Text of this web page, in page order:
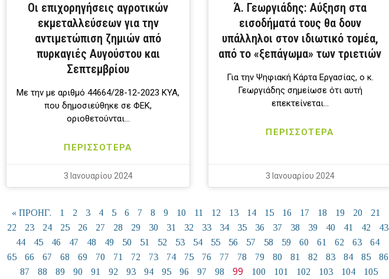
Οι επιχορηγήσεις αγροτικών
εκμεταλλεύσεων για την
αντιμετώπιση ζημιών από
πυρκαγιές Αυγούστου και
Σεπτεμβρίου
Με την με αριθμό 44664/28-12-2023 ΚΥΑ,
που δημοσιεύθηκε σε ΦΕΚ,
οριοθετούνται…
ΠΕΡΙΣΣΟΤΕΡΑ
3 Ιανουαρίου 2024
Ά. Γεωργιάδης: Αύξηση στα
εισοδήματά τους θα δουν
υπάλληλοι στον ιδιωτικό τομέα,
από το «ξεπάγωμα» των τριετιών
Για την Ψηφιακή Κάρτα Εργασίας, ο κ.
Γεωργιάδης σημείωσε ότι αυτή
επεκτείνεται…
ΠΕΡΙΣΣΟΤΕΡΑ
3 Ιανουαρίου 2024
« ΠΡΟΗΓ. 1 2 3 4 5 6 7 8 9 10 11 12 13 14 15 16 17 18 19 20
21
22
23 24 25 26 27 28 29 30 31 32 33 34 35 36 37 38 39 40 41 42
43
44
45 46 47 48 49 50 51 52 53 54 55 56 57 58 59 60 61 62 63
64
65
66 67 68 69 70 71 72 73 74 75 76 77 78 79 80 81 82 83 84 85
86
87
88 89 90 91 92 93 94 95 96 97 98 99 100 101 102 103 104
105